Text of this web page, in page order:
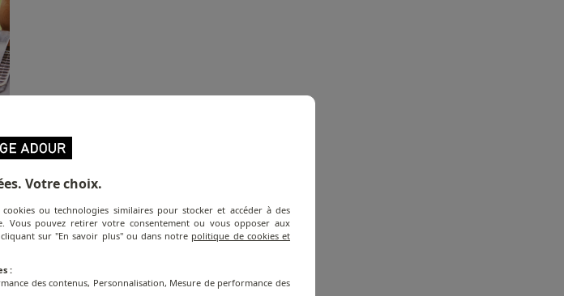
Votre choix.
ou technologies similaires pour stocker et accéder à des
Vous pouvez retirer votre consentement ou vous opposer aux
sur "En savoir plus" ou dans notre politique de cookies et
:
des contenus, Personnalisation, Mesure de performance des